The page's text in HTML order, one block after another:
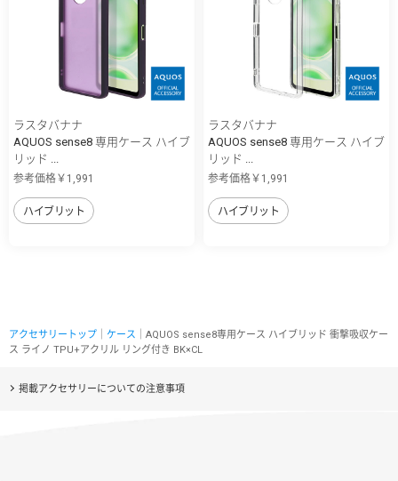
ラスタバナナ
AQUOS sense8 専用ケース ハイブ
リッド ...
参考価格￥1,991
ハイブリット
ラスタバナナ
AQUOS sense8 専用ケース ハイブ
リッド ...
参考価格￥1,991
ハイブリット
アクセサリートップ ケース ｜AQUOS sense8専用ケース ハイブリッド 衝撃吸収ケー
ス ライノ TPU+アクリル リング付き BK×CL
掲載アクセサリーについての注意事項